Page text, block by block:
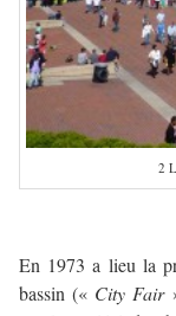
2
En 1973 a lieu la
bassin (« City Fair